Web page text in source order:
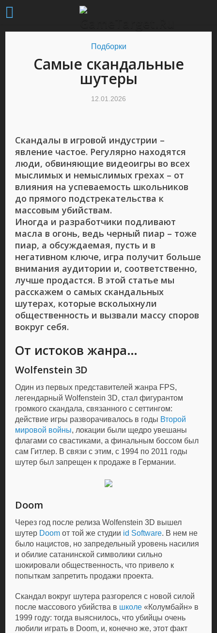
Подборки
Самые скандальные
шутеры
12.01.2026
Скандалы в игровой индустрии –
явление частое. Регулярно находятся
люди, обвиняющие видеоигры во всех
мыслимых и немыслимых грехах – от
влияния на успеваемость школьников
до прямого подстрекательства к
массовым убийствам.
Иногда и разработчики подливают
масла в огонь, ведь черный пиар – тоже
пиар, а обсуждаемая, пусть и в
негативном ключе, игра получит больше
внимания аудитории и, соответственно,
лучше продастся. В этой статье мы
расскажем о самых скандальных
шутерах, которые всколыхнули
общественность и вызвали массу споров
вокруг себя.
От истоков жанра…
Wolfenstein 3D
Один из первых представителей жанра FPS,
легендарный Wolfenstein 3D, стал фигурантом
громкого скандала, связанного с сеттингом:
действие игры разворачивалось в годы Второй
мировой войны, локации были щедро увешаны
флагами со свастиками, а финальным боссом был
сам Гитлер. В связи с этим, с 1994 по 2011 годы
шутер был запрещен к продаже в Германии.
Doom
Через год после релиза Wolfenstein 3D вышел
шутер Doom от той же студии id Software. В нем не
было нацистов, но запредельный уровень насилия
и обилие сатанинской символики сильно
шокировали общественность, что привело к
попыткам запретить продажи проекта.
Скандал вокруг шутера разгорелся с новой силой
после массового убийства в школе «Колумбайн» в
1999 году: тогда выяснилось, что убийцы очень
любили играть в Doom, и, конечно же, этот факт